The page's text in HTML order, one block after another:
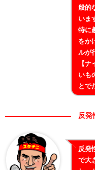
般的
いま
特に
をか
ルが
【
いも
とで
反発
反発
で大